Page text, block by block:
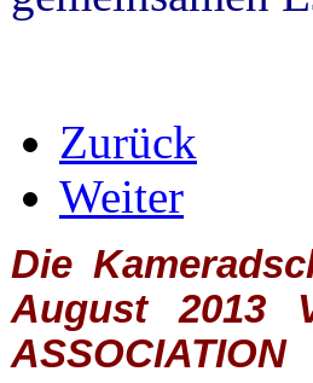
Zurück
Weiter
Die
August 2013
ASSOCIATION